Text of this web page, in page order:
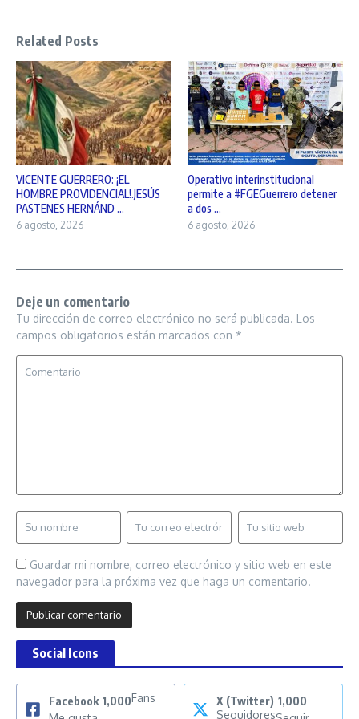
Related Posts
VICENTE GUERRERO: ¡EL
HOMBRE PROVIDENCIAL!.JESÚS
PASTENES HERNÁND ...
6 agosto, 2026
Operativo interinstitucional
permite a #FGEGuerrero detener
a dos ...
6 agosto, 2026
Deje un comentario
Tu dirección de correo electrónico no será publicada. Los
campos obligatorios están marcados con *
Guardar mi nombre, correo electrónico y sitio web en este
navegador para la próxima vez que haga un comentario.
Social Icons
Facebook 1,000Fans
X (Twitter) 1,000
Seguidores